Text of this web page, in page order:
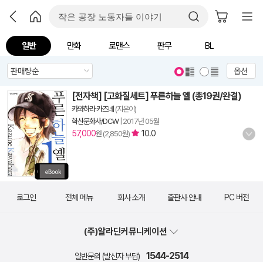
일반 만화 로맨스 판무 BL
옵션
[전자책] [고화질세트] 푸른하늘 옐 (총19권/완결)
카와하라 카즈네 (지은이)
학산문화사/DCW| 2017년 05월
57,000원 (2,850원) 10.0
로그인 전체 메뉴 회사 소개 출판사 안내 PC 버전
(주)알라딘커뮤니케이션
일반문의 (발신자 부담) 1544-2514